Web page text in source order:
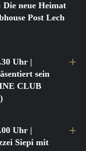
neue Heimat
Post Lech
Uhr |
sein
CLUB
Uhr |
Siepi mit